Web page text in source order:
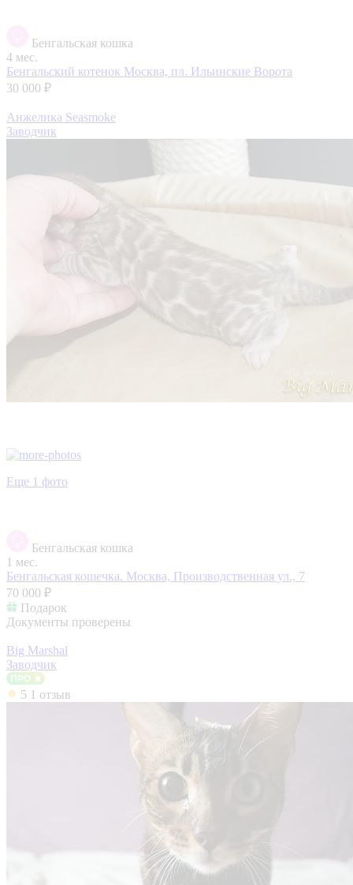
Бенгальская кошка
4 мес.
Бенгальский котенок Москва, пл. Ильинские Ворота
30 000 ₽
Анжелика Seasmoke
Заводчик
Еще 1 фото
Бенгальская кошка
1 мес.
Бенгальская кошечка. Москва, Производственная ул., 7
70 000 ₽
Подарок
Документы проверены
Big Marshal
Заводчик
5 1 отзыв